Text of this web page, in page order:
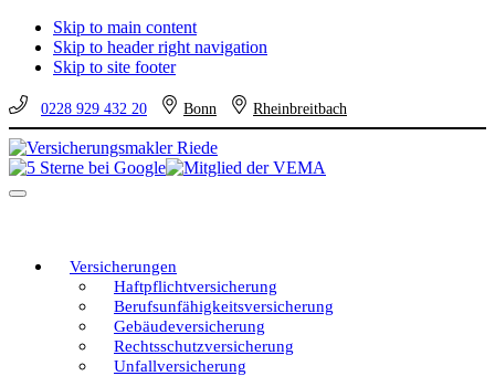
Skip to main content
Skip to header right navigation
Skip to site footer
0228 929 432 20 Bonn Rheinbreitbach
Versicherungsmakler
Riede
Versicherungen
vom
eine
Entscheidung!
Menu
Versicherungen
Haftpflichtversicherung
Berufsunfähigkeitsversicherung
Gebäudeversicherung
Rechtsschutzversicherung
Unfallversicherung